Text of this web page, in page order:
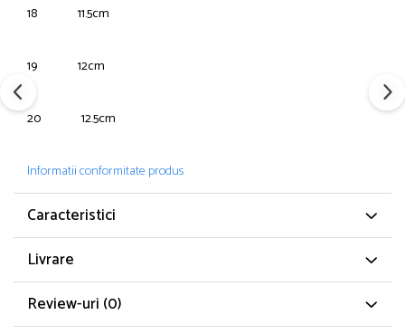
18 11.5cm
19 12cm
20 12.5cm
Informatii conformitate produs
Caracteristici
Livrare
Review-uri (0)